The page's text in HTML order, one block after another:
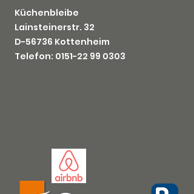
Küchenbleibe
Lainsteinerstr. 32
D-56736 Kottenheim
Telefon: 0151-22 99 0303